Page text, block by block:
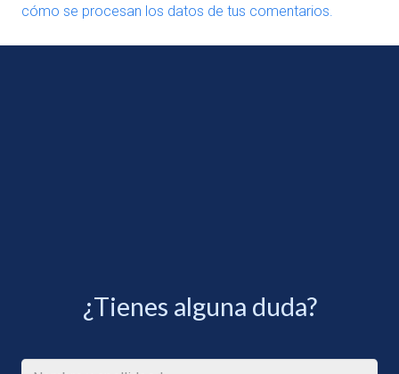
cómo se procesan los datos de tus comentarios.
¿Tienes alguna duda?